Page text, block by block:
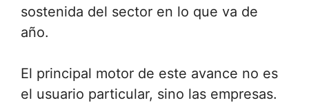
sostenida del sector en lo que va de
año.
El principal motor de este avance no es
el usuario particular, sino las empresas.